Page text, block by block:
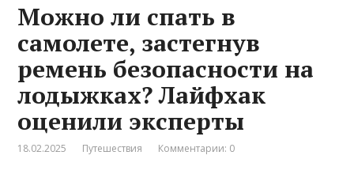
Можно ли спать в
самолете, застегнув
ремень безопасности на
лодыжках? Лайфхак
оценили эксперты
18.02.2025 Путешествия Комментарии: 0